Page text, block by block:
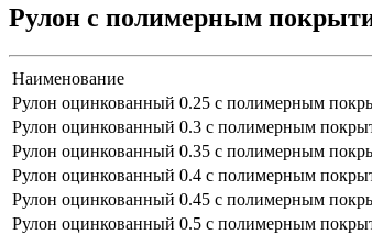
Рулон с полимерным
Наименование
Рулон оцинкованный 0.25 с полимерным
Рулон оцинкованный 0.3 с полимерным
Рулон оцинкованный 0.35 с полимерным
Рулон оцинкованный 0.4 с полимерным
Рулон оцинкованный 0.45 с полимерным
Рулон оцинкованный 0.5 с полимерным